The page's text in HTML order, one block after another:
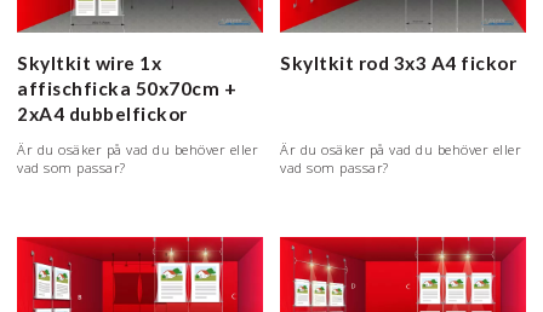
Skyltkit wire 1x
affischficka 50x70cm +
2xA4 dubbelfickor
Är du osäker på vad du behöver eller
vad som passar?
Skyltkit rod 3x3 A4 fickor
Är du osäker på vad du behöver eller
vad som passar?